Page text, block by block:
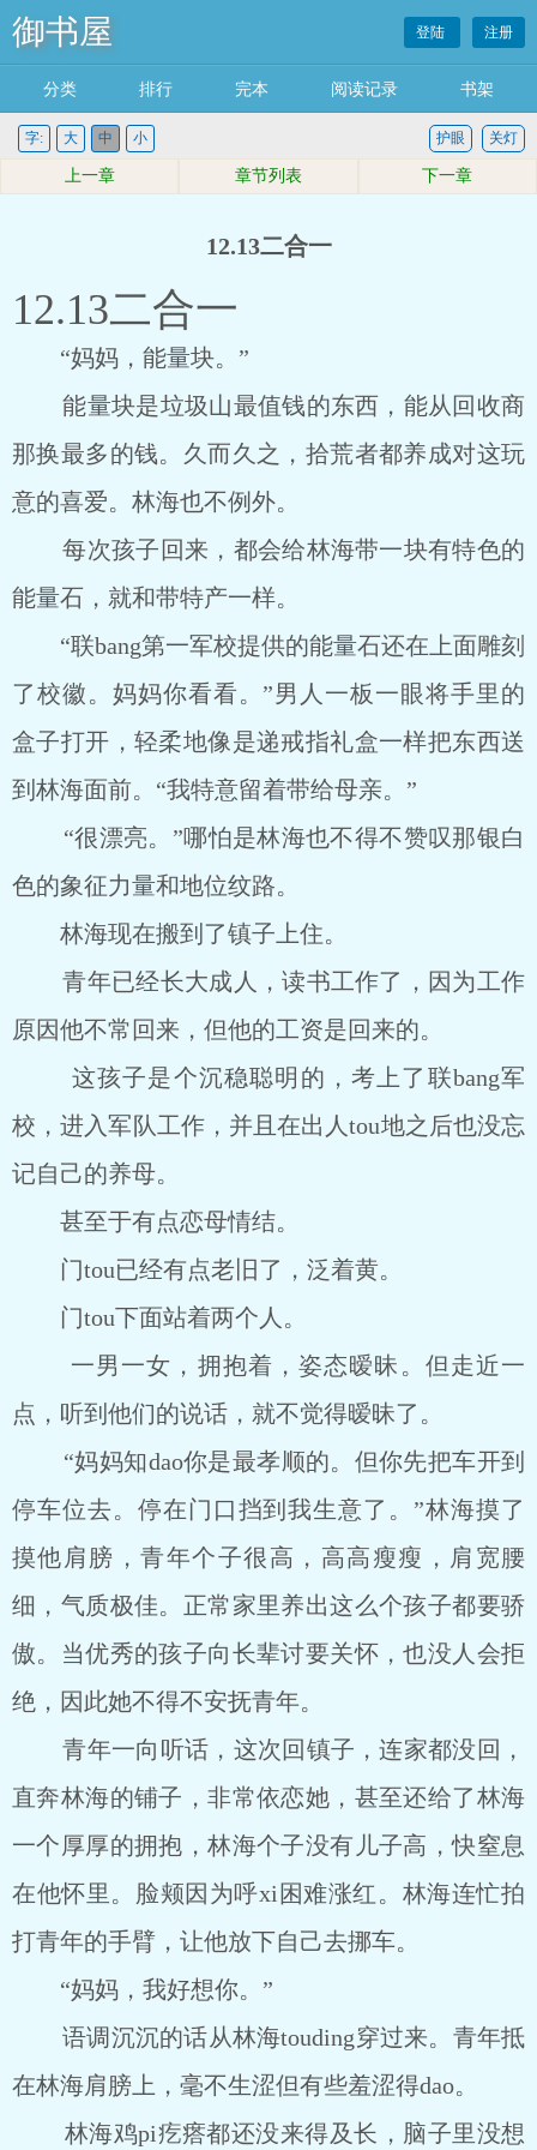
御书屋 登陆 注册
分类 排行 完本 阅读记录 书架
字: 大 中 小 关灯
护眼
上一章 章节列表 下一章
12.13二合一
12.13二合一
“妈妈，能量块。”
能量块是垃圾山最值钱的东西，能从回收商
那换最多的钱。久而久之，拾荒者都养成对这玩
意的喜爱。林海也不例外。
每次孩子回来，都会给林海带一块有特色的
能量石，就和带特产一样。
“联bang第一军校提供的能量石还在上面雕刻
了校徽。妈妈你看看。”男人一板一眼将手里的
盒子打开，轻柔地像是递戒指礼盒一样把东西送
到林海面前。“我特意留着带给母亲。”
“很漂亮。”哪怕是林海也不得不赞叹那银白
色的象征力量和地位纹路。
林海现在搬到了镇子上住。
青年已经长大成人，读书工作了，因为工作
原因他不常回来，但他的工资是回来的。
这孩子是个沉稳聪明的，考上了联bang军
校，进入军队工作，并且在出人tou地之后也没忘
记自己的养母。
甚至于有点恋母情结。
门tou已经有点老旧了，泛着黄。
门tou下面站着两个人。
一男一女，拥抱着，姿态暧昧。但走近一
点，听到他们的说话，就不觉得暧昧了。
“妈妈知dao你是最孝顺的。但你先把车开到
停车位去。停在门口挡到我生意了。”林海摸了
摸他肩膀，青年个子很高，高高瘦瘦，肩宽腰
细，气质极佳。正常家里养出这么个孩子都要骄
傲。当优秀的孩子向长辈讨要关怀，也没人会拒
绝，因此她不得不安抚青年。
青年一向听话，这次回镇子，连家都没回，
直奔林海的铺子，非常依恋她，甚至还给了林海
一个厚厚的拥抱，林海个子没有儿子高，快窒息
在他怀里。脸颊因为呼xi困难涨红。林海连忙拍
打青年的手臂，让他放下自己去挪车。
“妈妈，我好想你。”
语调沉沉的话从林海touding穿过来。青年抵
在林海肩膀上，毫不生涩但有些羞涩得dao。
林海鸡pi疙瘩都还没来得及长，脑子里没想